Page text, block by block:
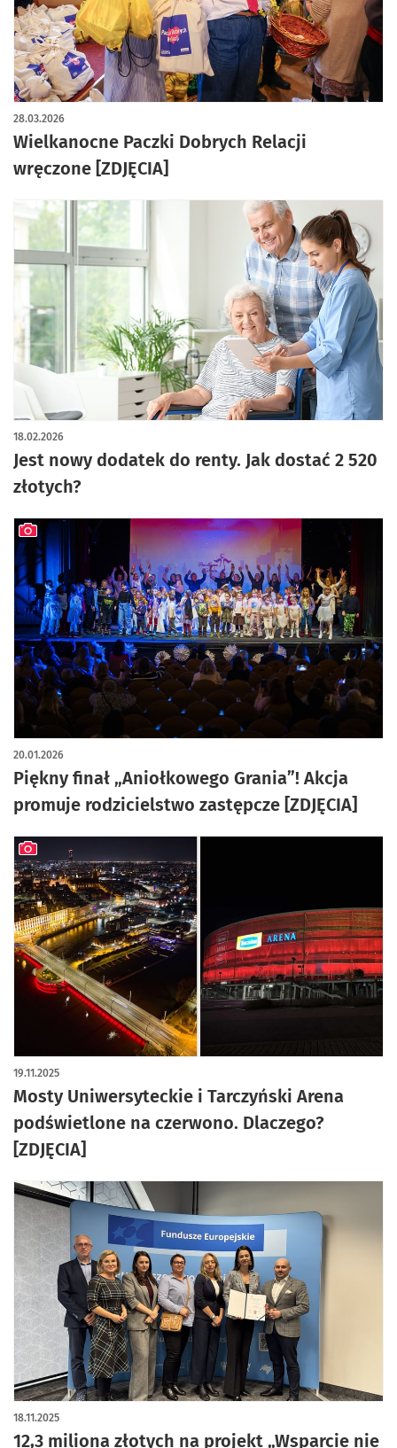
Wielkanocne Paczki Dobrych Relacji
wręczone [ZDJĘCIA]
28.03.2026
artykuł z galerią zdjęć
Jest nowy dodatek do renty. Jak dostać 2 520
złotych?
18.02.2026
Piękny finał „Aniołkowego Grania”! Akcja
promuje rodzicielstwo zastępcze [ZDJĘCIA]
20.01.2026
artykuł z galerią zdjęć
Mosty Uniwersyteckie i Tarczyński Arena
podświetlone na czerwono. Dlaczego?
[ZDJĘCIA]
19.11.2025
artykuł z galerią zdjęć
12,3 miliona złotych na projekt „Wsparcie nie
18.11.2025